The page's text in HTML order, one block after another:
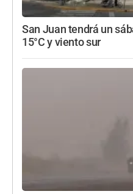
San Juan tendrá un
15°C y viento sur